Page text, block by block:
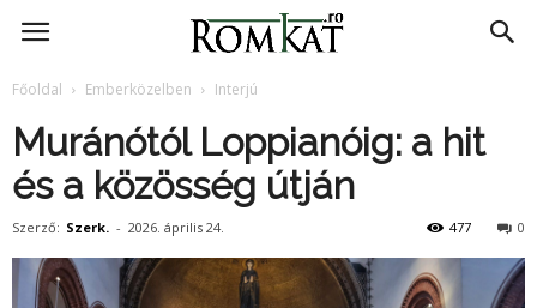
RomKat.ro
Főoldal Emberközelben Interjú
Muránótól Loppianóig: a hit
és a közösség útján
Szerző: Szerk. - 2026. április 24. 0
477